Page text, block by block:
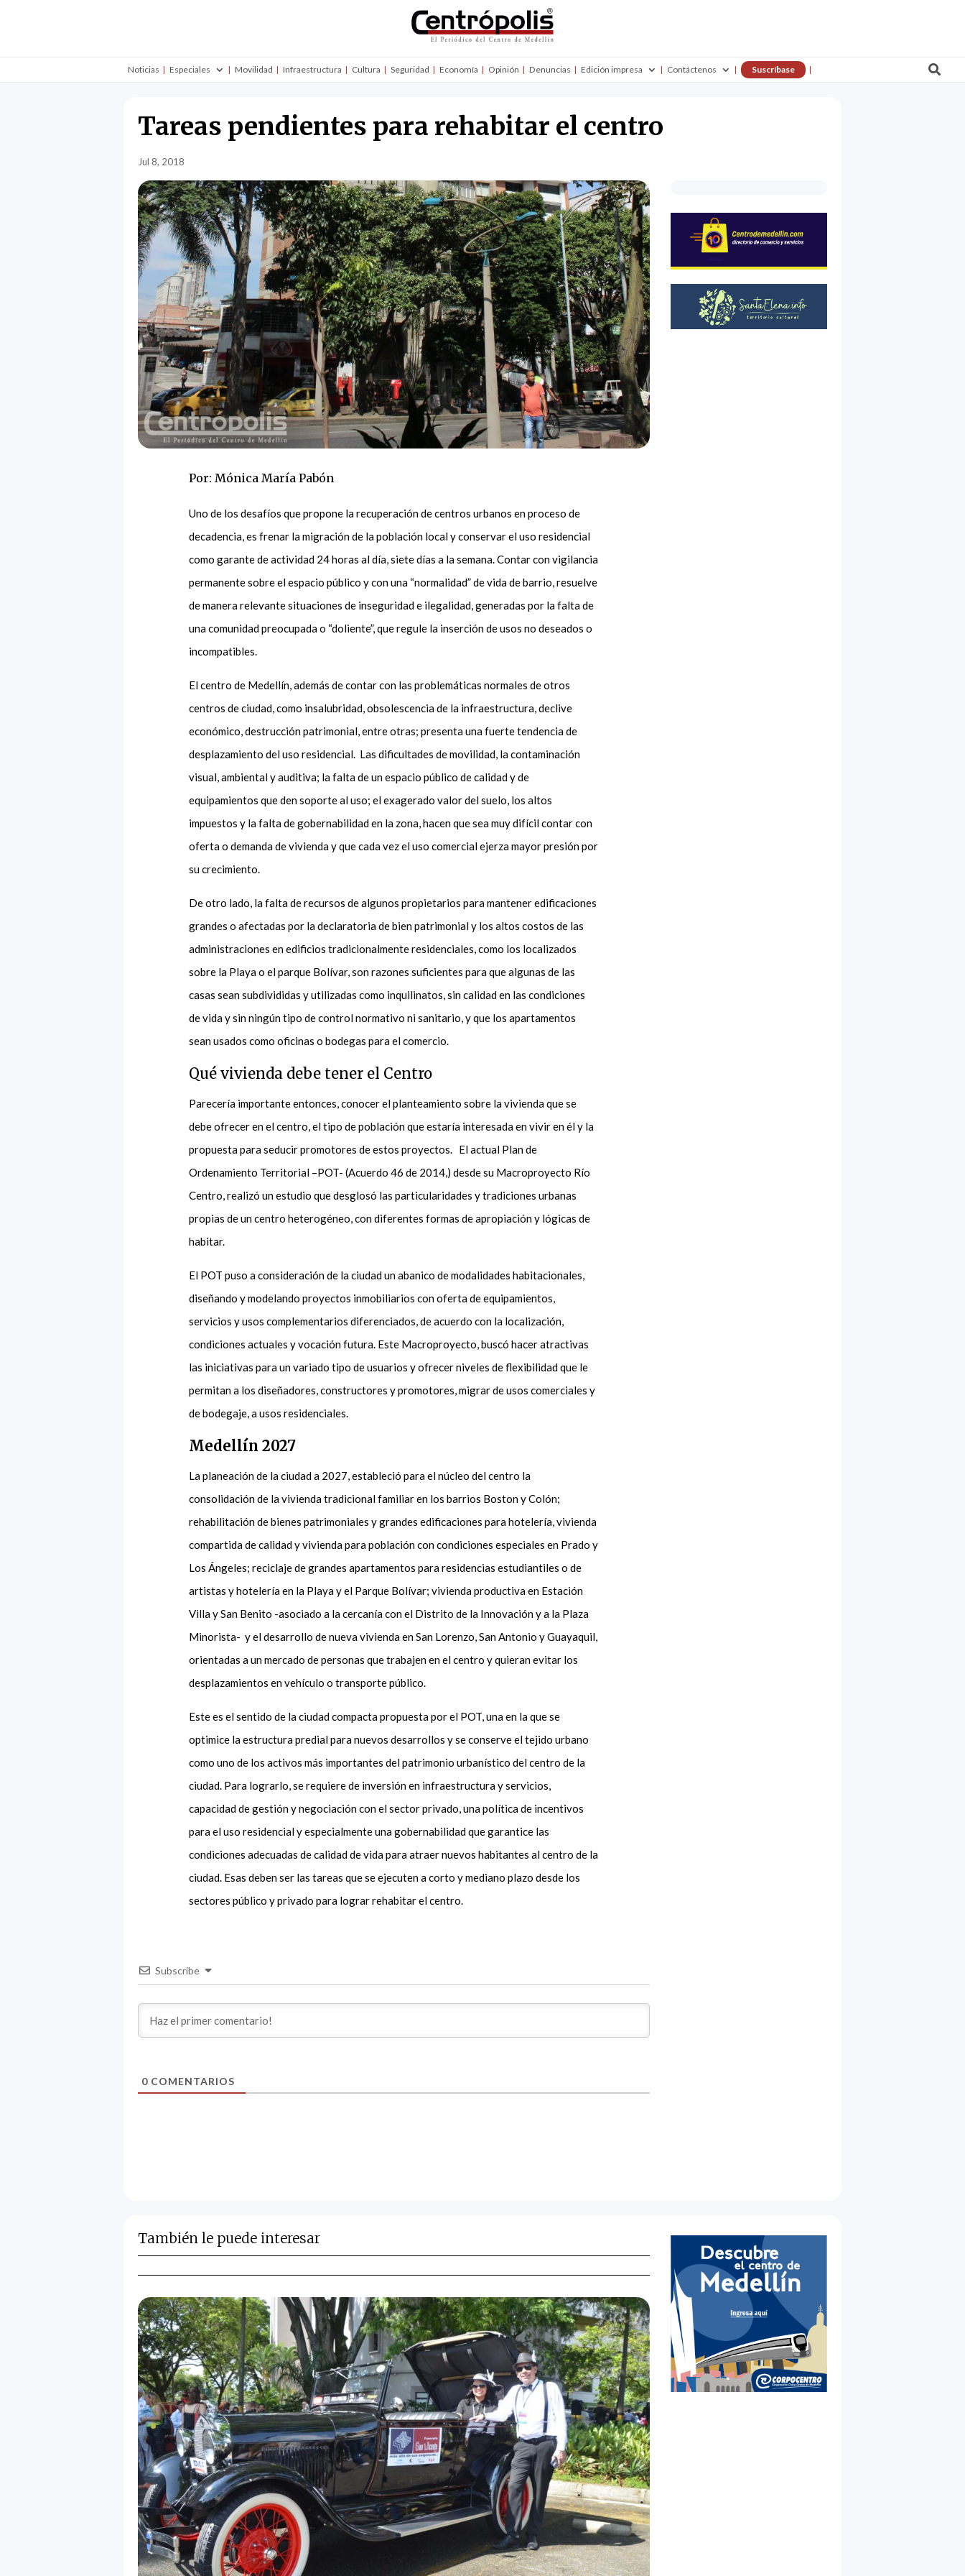
Noticias Especiales Movilidad Infraestructura Cultura Seguridad Economía Opinión Denuncias Edición impresa Contáctenos Suscríbase 
Tareas pendientes para rehabitar el centro
Jul 8, 2018
Por: Mónica María Pabón
Uno de los desafíos que propone la recuperación de centros urbanos en proceso de
decadencia, es frenar la migración de la población local y conservar el uso residencial
como garante de actividad 24 horas al día, siete días a la semana. Contar con vigilancia
permanente sobre el espacio público y con una “normalidad” de vida de barrio, resuelve
de manera relevante situaciones de inseguridad e ilegalidad, generadas por la falta de
una comunidad preocupada o “doliente”, que regule la inserción de usos no deseados o
incompatibles.
El centro de Medellín, además de contar con las problemáticas normales de otros
centros de ciudad, como insalubridad, obsolescencia de la infraestructura, declive
económico, destrucción patrimonial, entre otras; presenta una fuerte tendencia de
desplazamiento del uso residencial. Las dificultades de movilidad, la contaminación
visual, ambiental y auditiva; la falta de un espacio público de calidad y de
equipamientos que den soporte al uso; el exagerado valor del suelo, los altos
impuestos y la falta de gobernabilidad en la zona, hacen que sea muy difícil contar con
oferta o demanda de vivienda y que cada vez el uso comercial ejerza mayor presión por
su crecimiento.
De otro lado, la falta de recursos de algunos propietarios para mantener edificaciones
grandes o afectadas por la declaratoria de bien patrimonial y los altos costos de las
administraciones en edificios tradicionalmente residenciales, como los localizados
sobre la Playa o el parque Bolívar, son razones suficientes para que algunas de las
casas sean subdivididas y utilizadas como inquilinatos, sin calidad en las condiciones
de vida y sin ningún tipo de control normativo ni sanitario, y que los apartamentos
sean usados como oficinas o bodegas para el comercio.
Qué vivienda debe tener el Centro
Parecería importante entonces, conocer el planteamiento sobre la vivienda que se
debe ofrecer en el centro, el tipo de población que estaría interesada en vivir en él y la
propuesta para seducir promotores de estos proyectos. El actual Plan de
Ordenamiento Territorial –POT- (Acuerdo 46 de 2014,) desde su Macroproyecto Río
Centro, realizó un estudio que desglosó las particularidades y tradiciones urbanas
propias de un centro heterogéneo, con diferentes formas de apropiación y lógicas de
habitar.
El POT puso a consideración de la ciudad un abanico de modalidades habitacionales,
diseñando y modelando proyectos inmobiliarios con oferta de equipamientos,
servicios y usos complementarios diferenciados, de acuerdo con la localización,
condiciones actuales y vocación futura. Este Macroproyecto, buscó hacer atractivas
las iniciativas para un variado tipo de usuarios y ofrecer niveles de flexibilidad que le
permitan a los diseñadores, constructores y promotores, migrar de usos comerciales y
de bodegaje, a usos residenciales.
Medellín 2027
La planeación de la ciudad a 2027, estableció para el núcleo del centro la
consolidación de la vivienda tradicional familiar en los barrios Boston y Colón;
rehabilitación de bienes patrimoniales y grandes edificaciones para hotelería, vivienda
compartida de calidad y vivienda para población con condiciones especiales en Prado y
Los Ángeles; reciclaje de grandes apartamentos para residencias estudiantiles o de
artistas y hotelería en la Playa y el Parque Bolívar; vivienda productiva en Estación
Villa y San Benito -asociado a la cercanía con el Distrito de la Innovación y a la Plaza
Minorista- y el desarrollo de nueva vivienda en San Lorenzo, San Antonio y Guayaquil,
orientadas a un mercado de personas que trabajen en el centro y quieran evitar los
desplazamientos en vehículo o transporte público.
Este es el sentido de la ciudad compacta propuesta por el POT, una en la que se
optimice la estructura predial para nuevos desarrollos y se conserve el tejido urbano
como uno de los activos más importantes del patrimonio urbanístico del centro de la
ciudad. Para lograrlo, se requiere de inversión en infraestructura y servicios,
capacidad de gestión y negociación con el sector privado, una política de incentivos
para el uso residencial y especialmente una gobernabilidad que garantice las
condiciones adecuadas de calidad de vida para atraer nuevos habitantes al centro de la
ciudad. Esas deben ser las tareas que se ejecuten a corto y mediano plazo desde los
sectores público y privado para lograr rehabitar el centro.
Subscribe
0 COMENTARIOS
También le puede interesar